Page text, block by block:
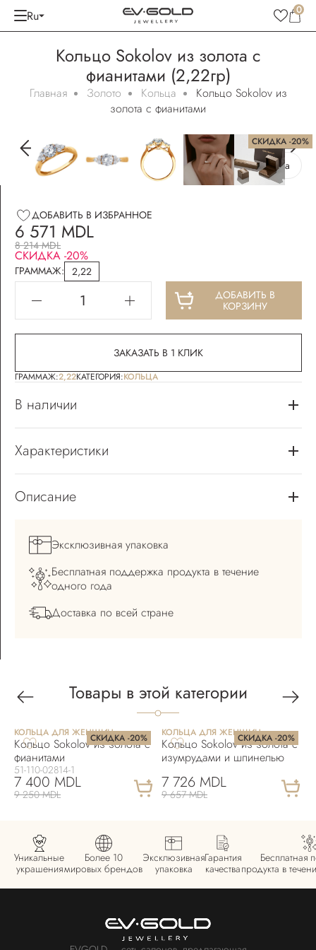
Ru 0
Кольцо Sokolov из золота с
фианитами (2,22гр)
Главная Золото Кольца
Кольцо Sokolov из
золота с фианитами
СКИДКА -20%
Бесплатная упаковка
ДОБАВИТЬ В ИЗБРАННОЕ
6 571 MDL
8 214 MDL
СКИДКА -20%
ГРАММАЖ: 2,22
ДОБАВИТЬ В
КОРЗИНУ
ЗАКАЗАТЬ В 1 КЛИК
ГРАММАЖ:2,22КАТЕГОРИЯ:КОЛЬЦА
В наличии
Характеристики
Описание
Эксклюзивная упаковка
Бесплатная поддержка продукта в течение
одного года
Доставка по всей стране
Товары в этой категории
СКИДКА -20%
КОЛЬЦА ДЛЯ ЖЕНЩИН
Кольцо Sokolov из золота с
фианитами
51-110-02814-1
7 400 MDL
9 250 MDL
СКИДКА -20%
КОЛЬЦА ДЛЯ ЖЕНЩИН
Кольцо Sokolov из золота с
изумрудами и шпинелью
7 726 MDL
9 657 MDL
Уникальные
украшения
Более 10
мировых брендов
Эксклюзивная
упаковка
Гарантия
качества
Бесплатная
продукта в